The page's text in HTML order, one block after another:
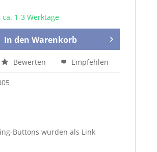
1-3 Werktage
In den Warenkorb
Bewerten Empfehlen
Buttons wurden als Link